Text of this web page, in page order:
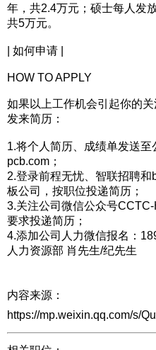
年，共2.4万元；硕士每人发
共5万元。
| 如何申请 |
HOW TO APPLY
如果以上工作机会引起你的
发来简历：
1.将个人简历、成绩单发送
pcb.com；
2.登录前程无忧、智联招聘
板公司，按职位投递简历；
3.关注公司微信公众号
要求投递简历；
4.添加公司人力微信报名：
人力资源部 肖先生/纪先生
内容来源：
https://mp.weixin.qq.com/s/